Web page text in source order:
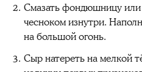
Смазать фондюшницу
чесноком изнутри.
на большой огонь.
Сыр натереть на мелкой